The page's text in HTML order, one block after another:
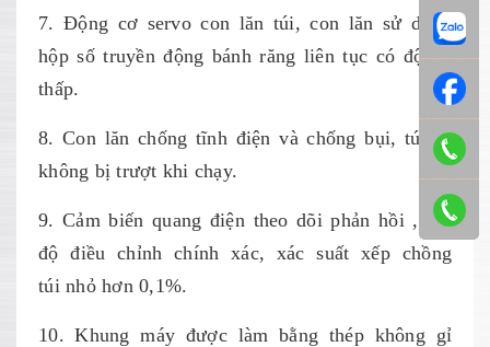
7. Động cơ servo con lăn túi, con lăn sử dụng
hộp số truyền động bánh răng liên tục có độ ồn
thấp.
8. Con lăn chống tĩnh điện và chống bụi, túi sẽ
không bị trượt khi chạy.
9. Cảm biến quang điện theo dõi phản hồi , tốc
độ điều chỉnh chính xác, xác suất xếp chồng
túi nhỏ hơn 0,1%.
10. Khung máy được làm bằng thép không gỉ